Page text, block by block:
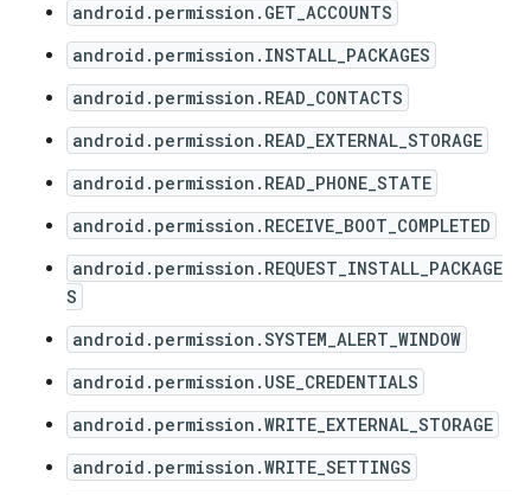
android.permission.GET_ACCOUNTS
android.permission.INSTALL_PACKAGES
android.permission.READ_CONTACTS
android.permission.READ_EXTERNAL_STORAGE
android.permission.READ_PHONE_STATE
android.permission.RECEIVE_BOOT_COMPLETED
android.permission.REQUEST_INSTALL_PACKAGE
S
android.permission.SYSTEM_ALERT_WINDOW
android.permission.USE_CREDENTIALS
android.permission.WRITE_EXTERNAL_STORAGE
android.permission.WRITE_SETTINGS